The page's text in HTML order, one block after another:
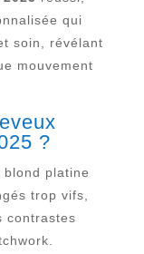
qui
soin, révélant
mouvement
?
platine
trop vifs,
contrastes